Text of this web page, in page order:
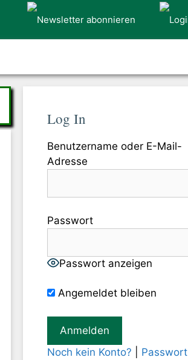
Log In
Benutzername oder E-Mail-
Adresse
Passwort
Passwort anzeigen
Angemeldet bleiben
Noch kein Konto?
Passwort